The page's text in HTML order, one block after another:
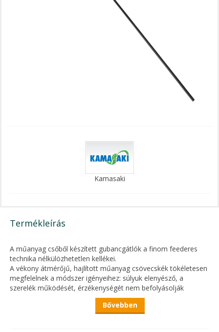
Kamasaki
Termékleírás
A műanyag csőből készített gubancgátlók a finom feederes
technika nélkülözhetetlen kellékei.
A vékony átmérőjű, hajlított műanyag csövecskék tökéletesen
megfelelnek a módszer igényeihez: súlyuk elenyésző, a
szerelék működését, érzékenységét nem befolyásolják
hátrányosan, feladatukat - miszerint az előkét eltartják a
főzsinórtól - tökéletesen megvalósítják.
A nagy távolságban történő horgászatok is megvalósíthatók
Bővebben